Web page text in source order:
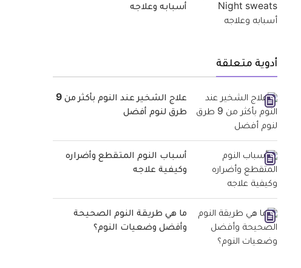
أسبابه وعلاجه
أدوية متعلقة
علاج الشخير عند النوم بأكثر من 9
طرق لنوم أفضل
أسباب النوم المتقطع وأضراره
وكيفية علاجه
ما هي طريقة النوم الصحيحة
وأفضل وضعيات النوم؟